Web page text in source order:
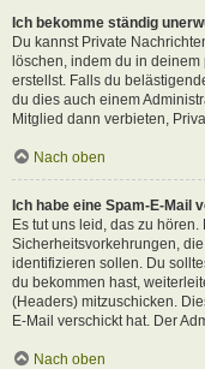
Ich bekomme ständig
Du kannst Private
löschen, indem du in
erstellst. Falls du
du dies auch einem
Mitglied dann verbieten,
Nach oben
Ich habe eine Spam-E-Mail
Es tut uns leid, das zu
Sicherheitsvorkehrungen,
identifizieren sollen. Du
du bekommen hast,
(Headers) mitzuschicken.
E-Mail verschickt hat. Der
Nach oben